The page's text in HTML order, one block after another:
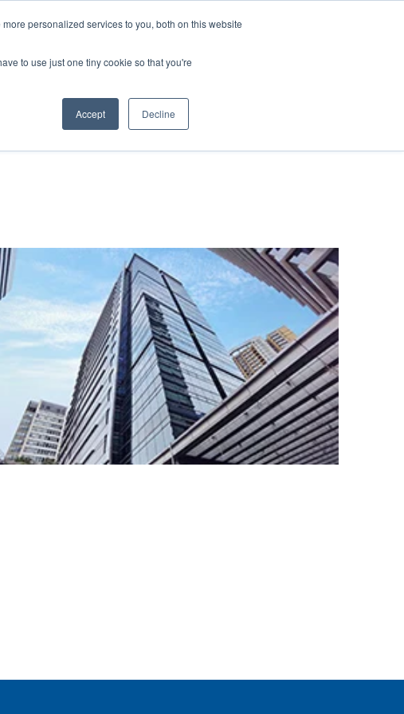
personalized services to you, both on this website
to use just one tiny cookie so that you're
Accept Decline
リカ物流ソリューション
一貫輸送